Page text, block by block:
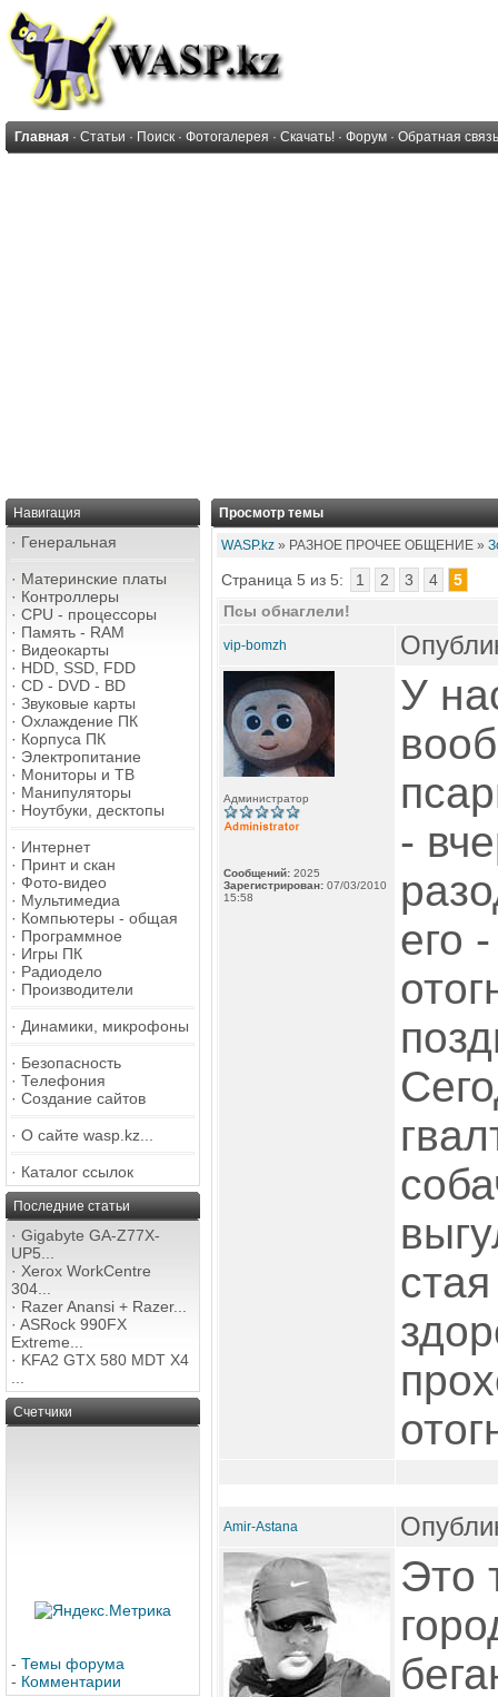
Главная · Статьи · Поиск · Фотогалерея · Скачать! · Форум · Обратная связь
Навигация
· Генеральная
· Материнские платы
· Контроллеры
· CPU - процессоры
· Память - RAM
· Видеокарты
· HDD, SSD, FDD
· CD - DVD - BD
· Звуковые карты
· Охлаждение ПК
· Корпуса ПК
· Электропитание
· Мониторы и ТВ
· Манипуляторы
· Ноутбуки, десктопы
· Интернет
· Принт и скан
· Фото-видео
· Мультимедиа
· Компьютеры - общая
· Программное
· Игры ПК
· Радиодело
· Производители
· Динамики, микрофоны
· Безопасность
· Телефония
· Создание сайтов
· О сайте wasp.kz...
· Каталог ссылок
Последние статьи
· Gigabyte GA-Z77X-
UP5...
· Xerox WorkCentre
304...
· Razer Anansi + Razer...
· ASRock 990FX
Extreme...
· KFA2 GTX 580 MDT X4
Счетчики
- Темы форума
- Комментарии
Просмотр темы
WASP.kz » РАЗНОЕ ПРОЧЕЕ ОБЩЕНИЕ »
Страница 5 из 5: 1 2 3 4
5
Псы обнаглели!
vip-bomzh
Администратор
Сообщений: 2025
Зарегистрирован: 07/03/2010
15:58
У
-
его
Amir-Astana
Это